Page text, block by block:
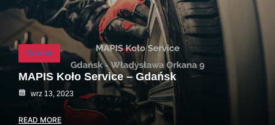
Gdańsk
MAPIS Koło Service – Gdańsk
wrz 13, 2023
READ MORE